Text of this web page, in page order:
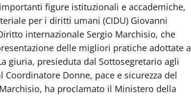
figure istituzionali e accademiche,
per i diritti umani (CIDU) Giovanni
internazionale Sergio Marchisio, che
delle migliori pratiche adottate a
giuria, presieduta dal Sottosegretario agli
Donne, pace e sicurezza del
ha proclamato il Ministero della